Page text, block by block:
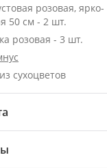
розовая, ярко-
50 см - 2 шт.
розовая - 3 шт.
сухоцветов